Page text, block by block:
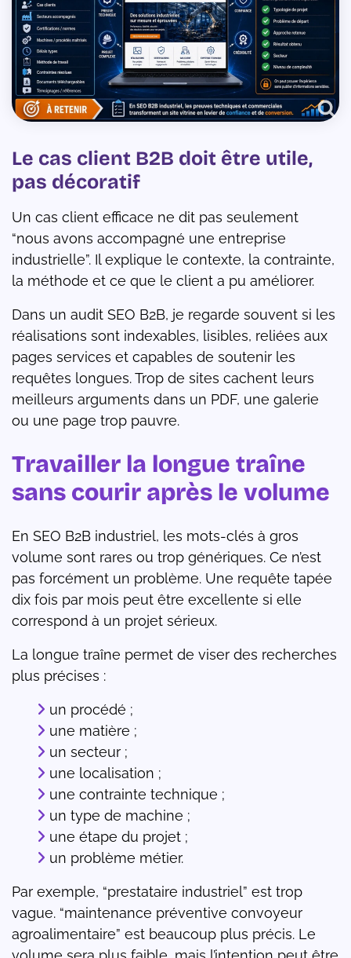
Le cas client B2B doit être utile,
pas décoratif
Un cas client efficace ne dit pas seulement
“nous avons accompagné une entreprise
industrielle”. Il explique le contexte, la contrainte,
la méthode et ce que le client a pu améliorer.
Dans un audit SEO B2B, je regarde souvent si les
réalisations sont indexables, lisibles, reliées aux
pages services et capables de soutenir les
requêtes longues. Trop de sites cachent leurs
meilleurs arguments dans un PDF, une galerie
ou une page trop pauvre.
Travailler la longue traîne
sans courir après le volume
En SEO B2B industriel, les mots-clés à gros
volume sont rares ou trop génériques. Ce n’est
pas forcément un problème. Une requête tapée
dix fois par mois peut être excellente si elle
correspond à un projet sérieux.
La longue traîne permet de viser des recherches
plus précises :
un procédé ;
une matière ;
un secteur ;
une localisation ;
une contrainte technique ;
un type de machine ;
une étape du projet ;
un problème métier.
Par exemple, “prestataire industriel” est trop
vague. “maintenance préventive convoyeur
agroalimentaire” est beaucoup plus précis. Le